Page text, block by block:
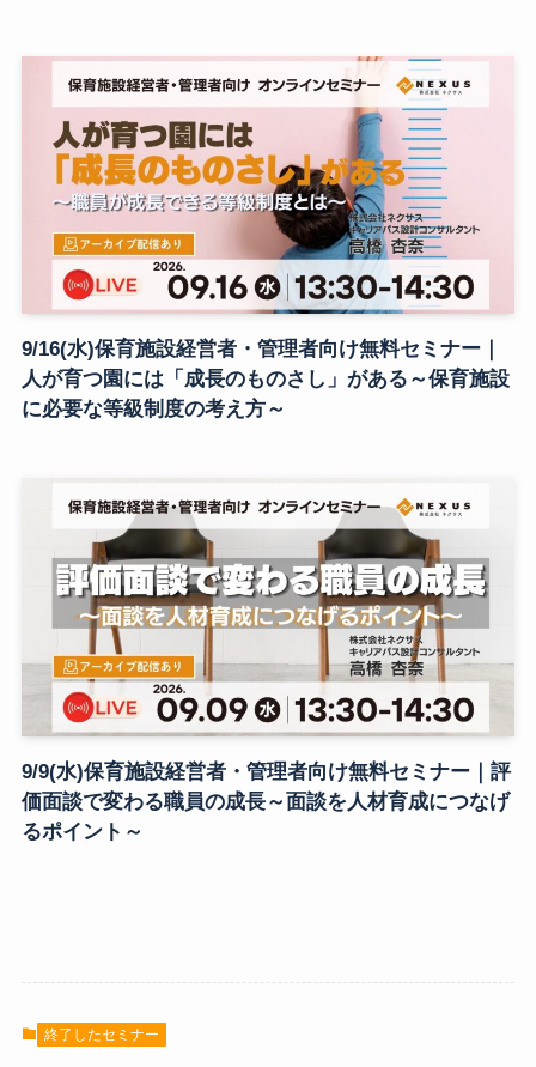
9/16(水)保育施設経営者・管理者向け無料セミナー｜
人が育つ園には「成長のものさし」がある～保育施設
に必要な等級制度の考え方～
9/9(水)保育施設経営者・管理者向け無料セミナー｜評
価面談で変わる職員の成長～面談を人材育成につなげ
るポイント～
終了したセミナー